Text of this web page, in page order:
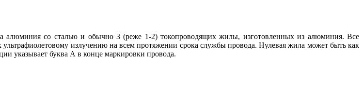
со сталью и обычно 3 (реже 1-2) токопроводящих жилы, изготовленных из алюминия. Все
излучению на всем протяжении срока службы провода. Нулевая жила может быть как
указывает буква А в конце маркировки провода.